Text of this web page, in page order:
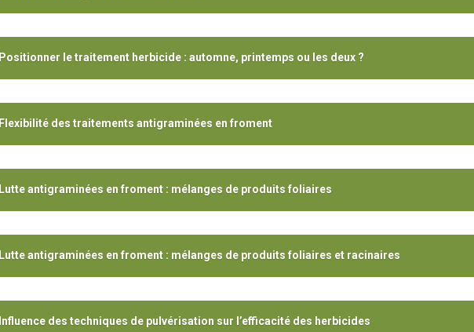
Positionner le traitement herbicide : automne, printemps ou les deux ?
Flexibilité des traitements antigraminées en froment
Lutte antigraminées en froment : mélanges de produits foliaires
Lutte antigraminées en froment : mélanges de produits foliaires et racinaires
Influence des techniques de pulvérisation sur l’efficacité des herbicides